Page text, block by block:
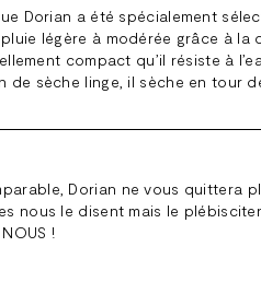
Dorian a été spécialement
légère à modérée grâce à la
compact qu’il résiste à
de sèche linge, il sèche en tour
Dorian ne vous quittera
nous le disent mais le
!